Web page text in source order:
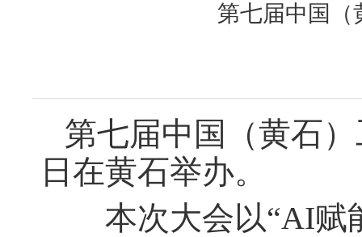
第七届中国（
第七届中国（黄石
日在黄石举办。
本次大会以“AI赋